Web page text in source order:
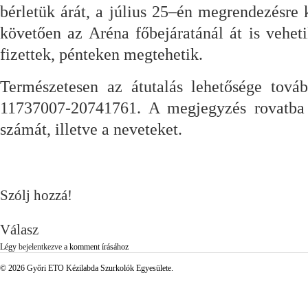
bérletük árát, a július 25–én
követően az Aréna főbejáratánál át is
fizettek, pénteken megtehetik.
Természetesen az átutalás lehetősége
11737007-20741761. A megjegyzés
számát, illetve a neveteket.
Szólj hozzá!
Válasz
Légy bejelentkezve a komment írásához
© 2026 Győri ETO Kézilabda Szurkolók Egyesülete.